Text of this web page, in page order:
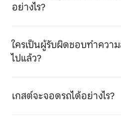
อย่างไร?
ใครเป็นผู้รับผิดชอบทำควา
ไปแล้ว?
เกสต์จะจอดรถได้อย่างไร?